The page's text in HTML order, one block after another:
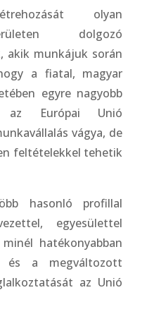
olyan
dolgozó
akik munkájuk során
a fiatal, magyar
egyre nagyobb
az Európai Unió
vágya, de
feltételekkel tehetik
hasonló profillal
egyesülettel
hatékonyabban
és a megváltozott
az Unió